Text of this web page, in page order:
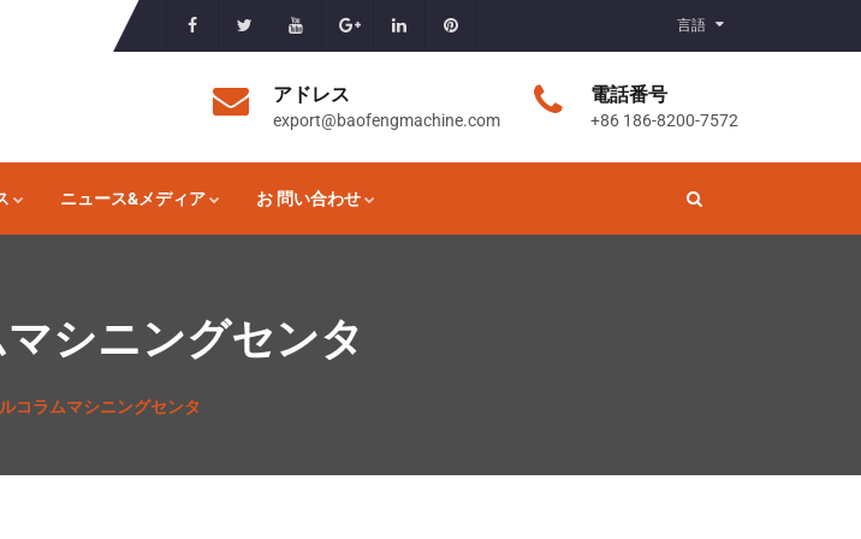
言語
アドレス
export@baofengmachine.com
電話番号
+86 186-8200-7572
ニュース&メディア お 問い合わせ
シニングセンタ
コラムマシニングセンタ